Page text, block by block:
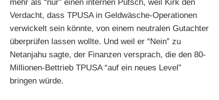
mehr als “nur” einen internen Putsch, weil Kirk den
Verdacht, dass TPUSA in Geldwäsche-Operationen
verwickelt sein könnte, von einem neutralen Gutachter
überprüfen lassen wollte. Und weil er “Nein” zu
Netanjahu sagte, der Finanzen versprach, die den 80-
Millionen-Bettrieb TPUSA “auf ein neues Level”
bringen würde.